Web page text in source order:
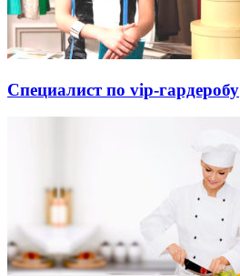
Специалист по vip-гардеробу